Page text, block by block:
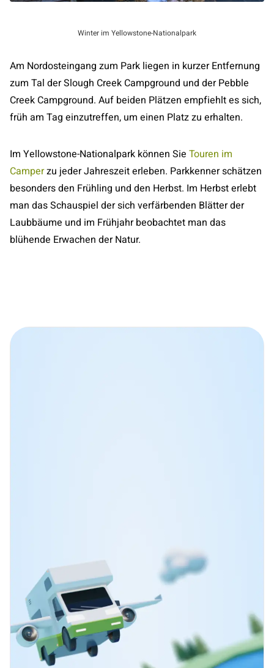
Winter im Yellowstone-Nationalpark
Am Nordosteingang zum Park liegen in kurzer Entfernung
zum Tal der Slough Creek Campground und der Pebble
Creek Campground. Auf beiden Plätzen empfiehlt es sich,
früh am Tag einzutreffen, um einen Platz zu erhalten.
Im Yellowstone-Nationalpark können Sie Touren im
Camperzu jeder Jahreszeit erleben. Parkkenner schätzen
besonders den Frühling und den Herbst. Im Herbst erlebt
man das Schauspiel der sich verfärbenden Blätter der
Laubbäume und im Frühjahr beobachtet man das
blühende Erwachen der Natur.